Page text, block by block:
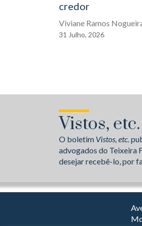
credor
Viviane Ramos
31 Julho, 2026
Vistos, etc.
O boletim Vistos, etc.
advogados do Teixeira
desejar recebê-lo, por